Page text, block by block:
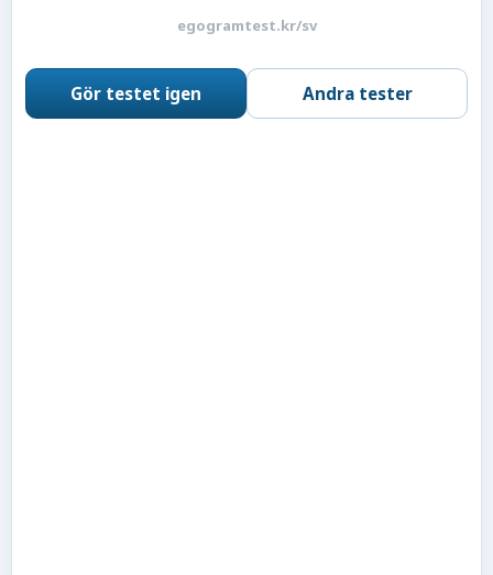
egogramtest.kr/sv
Gör testet igen Andra tester